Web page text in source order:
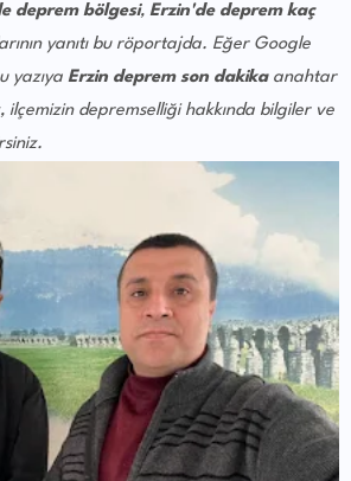
deprem bölgesi, Erzin'de deprem kaç
yanıtı bu röportajda. Eğer Google
yazıya Erzin deprem son dakika anahtar
ilçemizin depremselliği hakkında bilgiler ve